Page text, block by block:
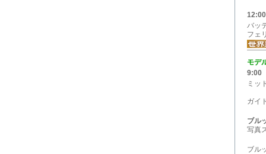
12:00
バッ
フェ
モデ
9:00
ミッ
ガイ
ブル
写真
ブル